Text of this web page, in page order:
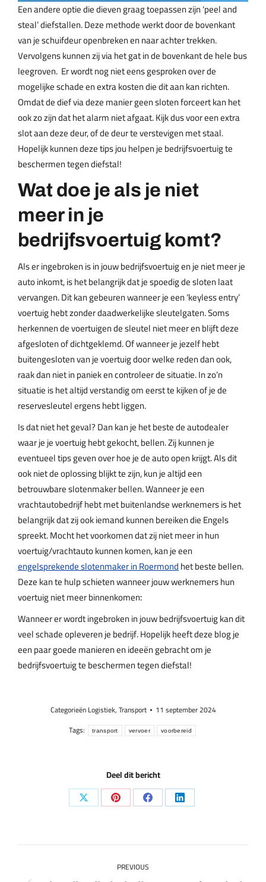
Een andere optie die dieven graag toepassen zijn ‘peel and
steal’ diefstallen. Deze methode werkt door de bovenkant
van je schuifdeur openbreken en naar achter trekken.
Vervolgens kunnen zij via het gat in de bovenkant de hele bus
leegroven. Er wordt nog niet eens gesproken over de
mogelijke schade en extra kosten die dit aan kan richten.
Omdat de dief via deze manier geen sloten forceert kan het
ook zo zijn dat het alarm niet afgaat. Kijk dus voor een extra
slot aan deze deur, of de deur te verstevigen met staal.
Hopelijk kunnen deze tips jou helpen je bedrijfsvoertuig te
beschermen tegen diefstal!
Wat doe je als je niet
meer in je
bedrijfsvoertuig komt?
Als er ingebroken is in jouw bedrijfsvoertuig en je niet meer je
auto inkomt, is het belangrijk dat je spoedig de sloten laat
vervangen. Dit kan gebeuren wanneer je een ‘keyless entry’
voertuig hebt zonder daadwerkelijke sleutelgaten. Soms
herkennen de voertuigen de sleutel niet meer en blijft deze
afgesloten of dichtgeklemd. Of wanneer je jezelf hebt
buitengesloten van je voertuig door welke reden dan ook,
raak dan niet in paniek en controleer de situatie. In zo’n
situatie is het altijd verstandig om eerst te kijken of je de
reservesleutel ergens hebt liggen.
Is dat niet het geval? Dan kan je het beste de autodealer
waar je je voertuig hebt gekocht, bellen. Zij kunnen je
eventueel tips geven over hoe je de auto open krijgt. Als dit
ook niet de oplossing blijkt te zijn, kun je altijd een
betrouwbare slotenmaker bellen. Wanneer je een
vrachtautobedrijf hebt met buitenlandse werknemers is het
belangrijk dat zij ook iemand kunnen bereiken die Engels
spreekt. Mocht het voorkomen dat zij niet meer in hun
voertuig/vrachtauto kunnen komen, kan je een
engelsprekende slotenmaker in Roermondhet beste bellen.
Deze kan te hulp schieten wanneer jouw werknemers hun
voertuig niet meer binnenkomen.
Wanneer er wordt ingebroken in jouw bedrijfsvoertuig kan dit
veel schade opleveren je bedrijf. Hopelijk heeft deze blog je
een paar goede manieren en ideeën gebracht om je
bedrijfsvoertuig te beschermen tegen diefstal!
CategorieënLogistiek,Transport
11 september 2024
Tags:
transport vervoer voorbereid
Deel dit bericht
Share
X
Share
Pinterest
Share
Facebook
Share
LinkedIn
PREVIOUS